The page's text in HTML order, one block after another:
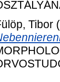
Tibor